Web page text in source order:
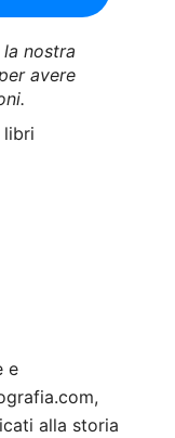
nostra
avere
libri
e
alla storia